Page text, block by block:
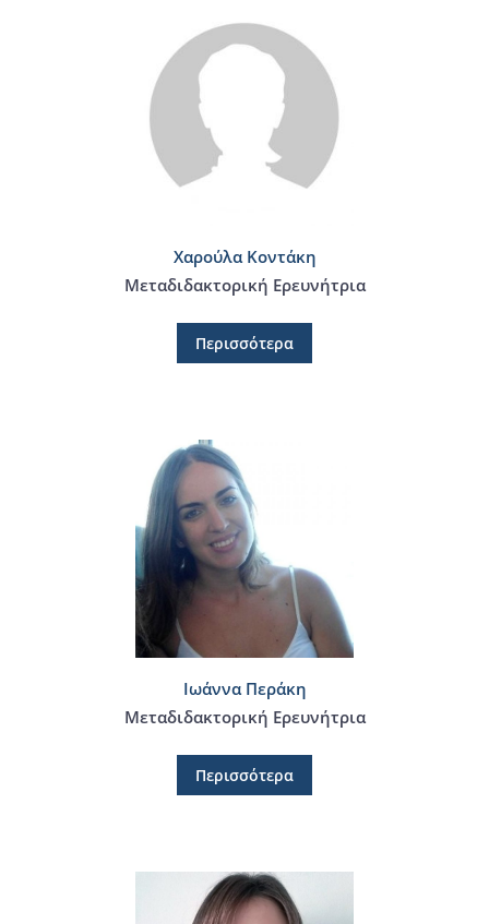
Χαρούλα Κοντάκη
Μεταδιδακτορική Ερευνήτρια
Περισσότερα
Ιωάννα Περάκη
Μεταδιδακτορική Ερευνήτρια
Περισσότερα